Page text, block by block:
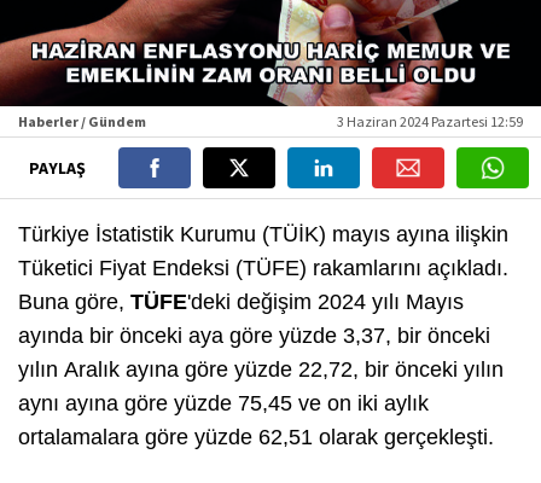
Haberler / Gündem 3 Haziran 2024 Pazartesi 12:59
PAYLAŞ
Türkiye İstatistik Kurumu (TÜİK) mayıs ayına ilişkin
Tüketici Fiyat Endeksi (TÜFE) rakamlarını açıkladı.
Buna göre, TÜFE'deki değişim 2024 yılı Mayıs
ayında bir önceki aya göre yüzde 3,37, bir önceki
yılın Aralık ayına göre yüzde 22,72, bir önceki yılın
aynı ayına göre yüzde 75,45 ve on iki aylık
ortalamalara göre yüzde 62,51 olarak gerçekleşti.